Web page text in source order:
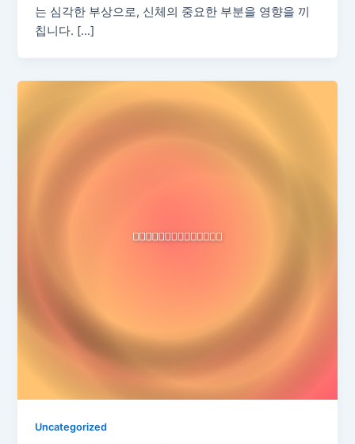
는 심각한 부상으로, 신체의 중요한 부분을 영향을 끼
칩니다. […]
Uncategorized